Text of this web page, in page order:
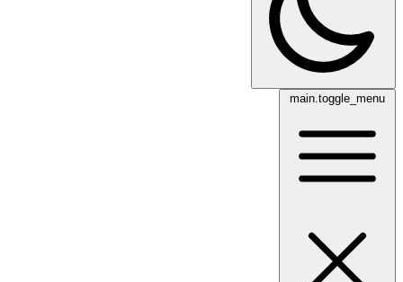
main.toggle_menu